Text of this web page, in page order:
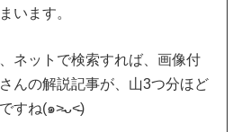
います。
ネットで検索すれば、画像付
んの解説記事が、山3つ分ほど
すね(๑˃̵ᴗ˂̵)